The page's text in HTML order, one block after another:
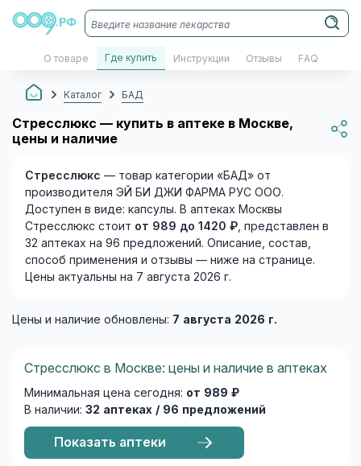
О товаре Где купить Инструкции Отзывы FAQ
Каталог БАД
Стресслюкс — купить в аптеке в Москве,
цены и наличие
Стресслюкс — товар категории «БАД» от
производителя ЭЙ БИ ДЖИ ФАРМА РУС ООО.
Доступен в виде: капсулы. В аптеках Москвы
Стресслюкс стоит от 989 до 1420 ₽, представлен в
32 аптеках на 96 предложений. Описание, состав,
способ применения и отзывы — ниже на странице.
Цены актуальны на 7 августа 2026 г.
Цены и наличие обновлены: 7 августа 2026 г.
Стресслюкс в Москве: цены и наличие в аптеках
Минимальная цена сегодня: от 989 ₽
В наличии: 32 аптеках / 96 предложений
Показать аптеки